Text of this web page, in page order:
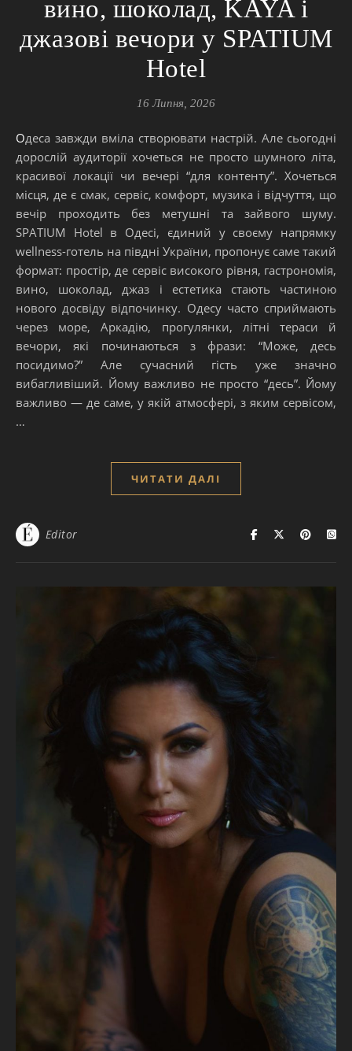
вино, шоколад, KAYA і
джазові вечори у SPATIUM
Hotel
16 Липня, 2026
Одеса завжди вміла створювати настрій. Але сьогодні
дорослій аудиторії хочеться не просто шумного літа,
красивої локації чи вечері “для контенту”. Хочеться
місця, де є смак, сервіс, комфорт, музика і відчуття, що
вечір проходить без метушні та зайвого шуму.
SPATIUM Hotel в Одесі, єдиний у своєму напрямку
wellness-готель на півдні України, пропонує саме такий
формат: простір, де сервіс високого рівня, гастрономія,
вино, шоколад, джаз і естетика стають частиною
нового досвіду відпочинку. Одесу часто сприймають
через море, Аркадію, прогулянки, літні тераси й
вечори, які починаються з фрази: “Може, десь
посидимо?” Але сучасний гість уже значно
вибагливіший. Йому важливо не просто “десь”. Йому
важливо — де саме, у якій атмосфері, з яким сервісом,
…
ЧИТАТИ ДАЛІ
Editor